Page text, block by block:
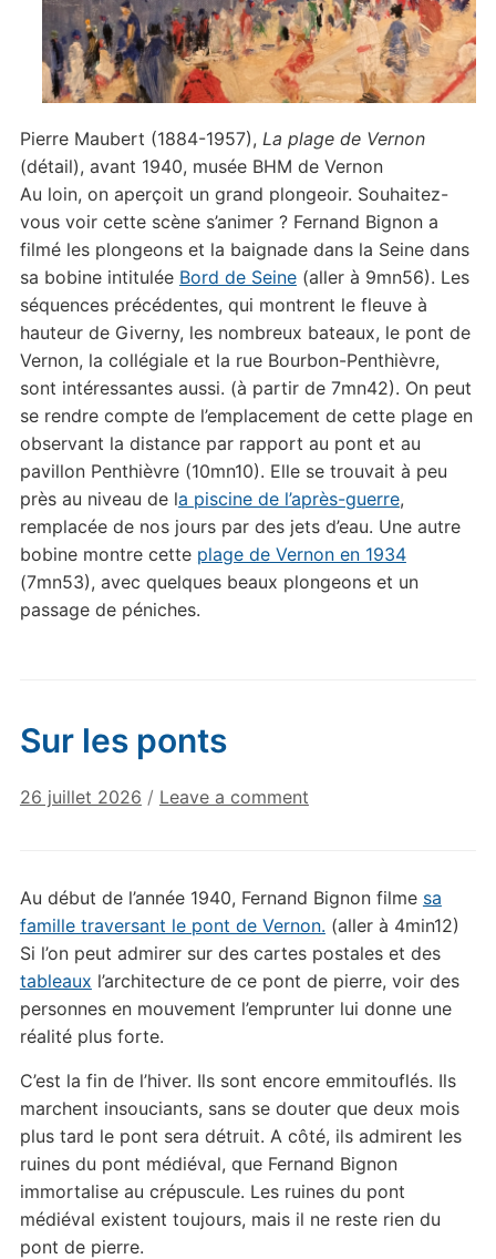
Pierre Maubert (1884-1957), La plage de Vernon
(détail), avant 1940, musée BHM de Vernon
Au loin, on aperçoit un grand plongeoir. Souhaitez-
vous voir cette scène s’animer ? Fernand Bignon a
filmé les plongeons et la baignade dans la Seine dans
sa bobine intitulée Bord de Seine(aller à 9mn56). Les
séquences précédentes, qui montrent le fleuve à
hauteur de Giverny, les nombreux bateaux, le pont de
Vernon, la collégiale et la rue Bourbon-Penthièvre,
sont intéressantes aussi. (à partir de 7mn42). On peut
se rendre compte de l’emplacement de cette plage en
observant la distance par rapport au pont et au
pavillon Penthièvre (10mn10). Elle se trouvait à peu
près au niveau de la piscine de l’après-guerre,
remplacée de nos jours par des jets d’eau. Une autre
bobine montre cette plage de Vernon en 1934
(7mn53), avec quelques beaux plongeons et un
passage de péniches.
Sur les ponts
26 juillet 2026 / Leave a comment
Au début de l’année 1940, Fernand Bignon filme sa
famille traversant le pont de Vernon. (aller à 4min12)
Si l’on peut admirer sur des cartes postales et des
tableaux l’architecture de ce pont de pierre, voir des
personnes en mouvement l’emprunter lui donne une
réalité plus forte.
C’est la fin de l’hiver. Ils sont encore emmitouflés. Ils
marchent insouciants, sans se douter que deux mois
plus tard le pont sera détruit. A côté, ils admirent les
ruines du pont médiéval, que Fernand Bignon
immortalise au crépuscule. Les ruines du pont
médiéval existent toujours, mais il ne reste rien du
pont de pierre.